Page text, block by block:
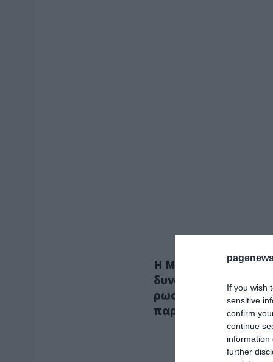
If you wish
sensitive
confirm
continue
information
further
Η Μόσχα φαίνεται
δυνατότητα
ρωσική σφαίρα
παραμένει το